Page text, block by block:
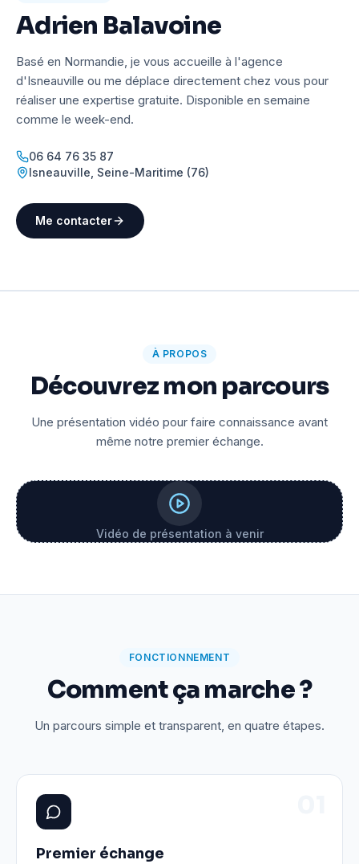
Adrien Balavoine
Basé en Normandie, je vous accueille à l'agence
d'Isneauville ou me déplace directement chez vous pour
réaliser une expertise gratuite. Disponible en semaine
comme le week-end.
06 64 76 35 87
Isneauville Seine-Maritime (76)
Me contacter
À PROPOS
Découvrez mon parcours
Une présentation vidéo pour faire connaissance avant
même notre premier échange.
Vidéo de présentation à venir
FONCTIONNEMENT
Comment ça marche ?
Un parcours simple et transparent, en quatre étapes.
Premier échange